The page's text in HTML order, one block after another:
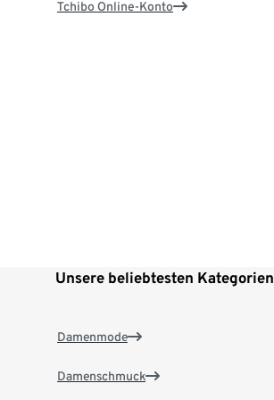
Tchibo Online-Konto
Unsere beliebtesten Kategorien
Damenmode
Damenschmuck